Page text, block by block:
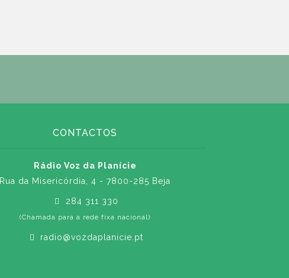
CONTACTOS
Rádio Voz da Planície
Rua da Misericórdia, 4 - 7800-285 Beja
284 311 330
(Chamada para a rede fixa nacional)
radio@vozdaplanicie.pt